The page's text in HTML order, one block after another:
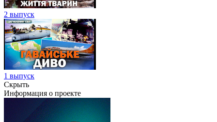
2 выпуск
1 выпуск
Скрыть
Информация о проекте